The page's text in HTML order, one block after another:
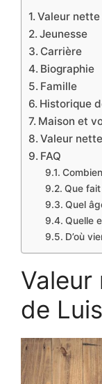
Valeur
Jeunesse
Carrière
Biographie
Famille
Historique
Maison et
Valeur
FAQ
Que
Quel
Quelle
D’où
Valeur
de